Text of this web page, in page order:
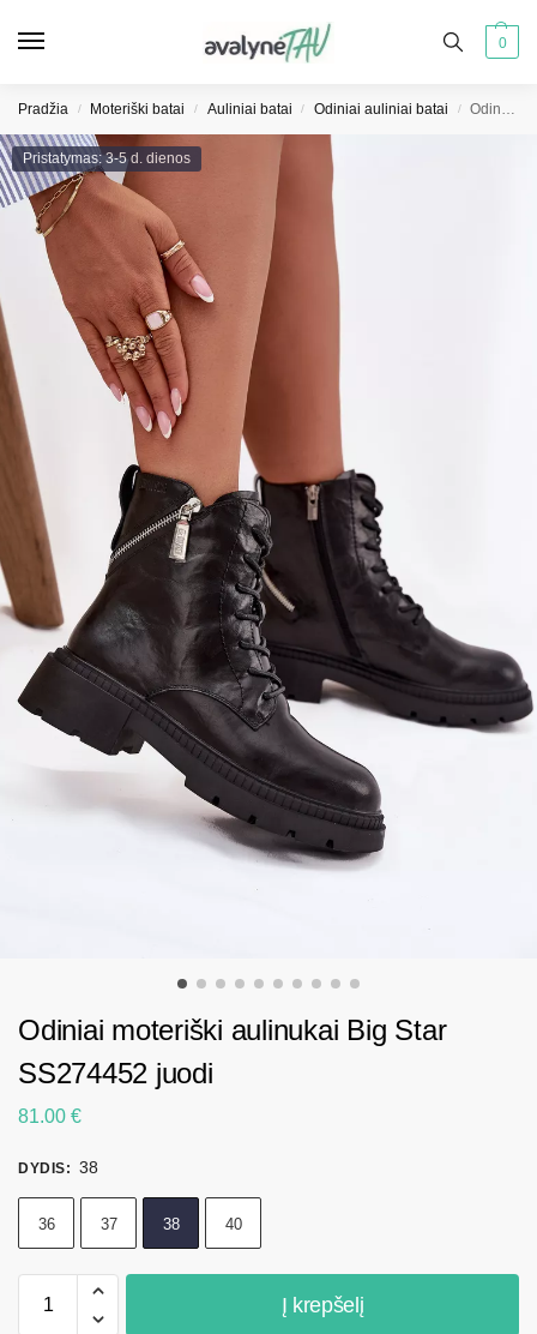
0
Pradžia / Moteriški batai / Auliniai batai / Odiniai auliniai batai / Odiniai moteriški aulinukai Big Star SS274452 juodi
Pristatymas: 3-5 d. dienos
Odiniai moteriški aulinukai Big Star
SS274452 juodi
81.00 €
DYDIS: 38
36 37 38 40
Į krepšelį